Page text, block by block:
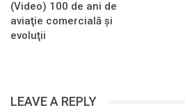
(Video) 100 de ani de
aviaţie comercială şi
evoluţii
LEAVE A REPLY